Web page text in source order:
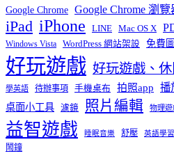
Google Chrome Google Chrome 瀏覽
iPad iPhone LINE Mac OS X
Windows Vista WordPress 網站架設 免費
好玩遊戲 好玩遊戲、
學英語 待辦事項 手機桌布 拍照app 播
桌面小工具 濾鏡 照片編輯 物理遊
益智遊戲 睡眠音樂 舒壓 英語學習
鬧鐘